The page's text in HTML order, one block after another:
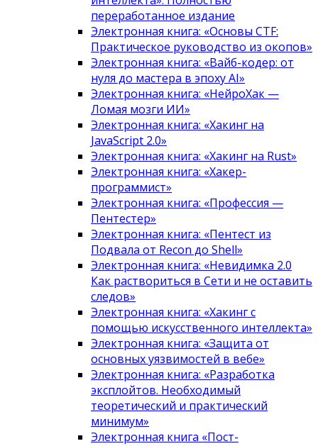
переработанное издание
Электронная книга: «Основы CTF:
Практическое руководство из окопов»
Электронная книга: «Вайб-кодер: от
нуля до мастера в эпоху AI»
Электронная книга: «НейроХак —
Ломая мозги ИИ»
Электронная книга: «Хакинг на
JavaScript 2.0»
Электронная книга: «Хакинг на Rust»
Электронная книга: «Хакер-
программист»
Электронная книга: «Профессия —
Пентестер»
Электронная книга: «Пентест из
Подвала от Recon до Shell»
Электронная книга: «Невидимка 2.0
Как раствориться в Сети и не оставить
следов»
Электронная книга: «Хакинг с
помощью искусственного интеллекта»
Электронная книга: «Защита от
основных уязвимостей в вебе»
Электронная книга: «Разработка
эксплойтов. Необходимый
теоретический и практический
минимум»
Электронная книга «Пост-